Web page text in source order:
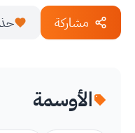
مشاركة
الأوسمة